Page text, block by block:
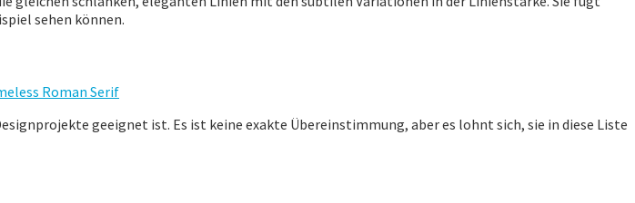
sehen können.
geeignet ist. Es ist keine exakte Übereinstimmung, aber es lohnt sich, sie in diese Liste